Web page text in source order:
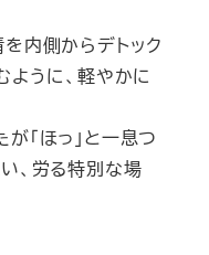
内側からデトック
ように、軽やかに
「ほっ」と一息つ
、労る特別な場